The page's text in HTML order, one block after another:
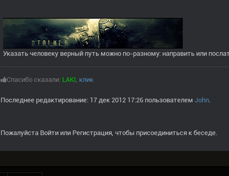
Указать человеку верный путь можно по-разному: направить или
Спасибо сказали: LAKI клик
Последнее редактирование: 17 дек 2012 17:26 пользователем John
Пожалуйста Войти или Регистрация , чтобы присоединиться к беседе.